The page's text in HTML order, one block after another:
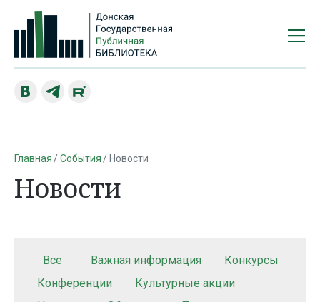
Главная События Новости
Новости
Все Важная информация
Конкурсы
Конференции
Культурные акции